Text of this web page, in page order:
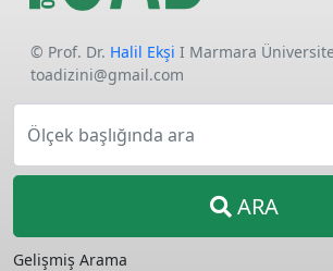
© Prof. Dr. Halil Ekşi I Marmara
toadizini@gmail.com
Ölçek başlığında ara
ARA
Gelişmiş Arama